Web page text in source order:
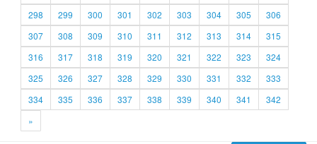
298
299 300 301 302 303 304 305
306
307
308 309 310 311 312 313 314
315
316
317 318 319 320 321 322 323
324
325
326 327 328 329 330 331 332
333
334
335 336 337 338 339 340 341
342
»